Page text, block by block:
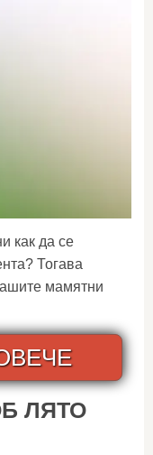
как да се
Тогава
мамятни
ЛЯТО